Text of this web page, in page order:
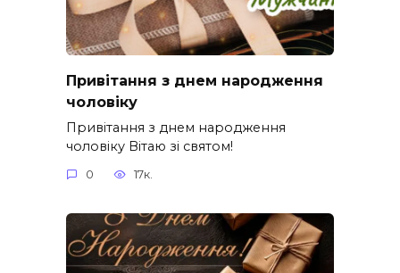
Привітання з днем народження
чоловіку
Привітання з днем народження
чоловіку Вітаю зі святом!
0 17к.